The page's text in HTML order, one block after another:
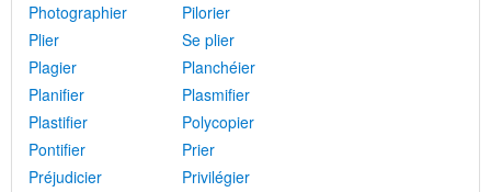
Photographier
Pilorier
Plier
Se plier
Plagier
Planchéier
Planifier
Plasmifier
Plastifier
Polycopier
Pontifier
Prier
Préjudicier
Privilégier